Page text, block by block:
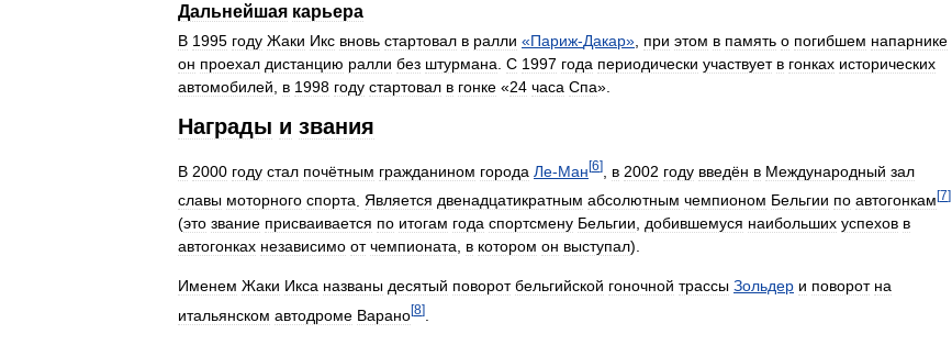
Дальнейшая карьера
В 1995 году Жаки Икс вновь стартовал в ралли «Париж-Дакар» при этом в память о погибшем напарнике
он проехал дистанцию ралли без штурмана С 1997 года периодически участвует в гонках исторических
автомобилей
в 1998 году стартовал в гонке «24 часа Спа».
Награды и звания
В 2000 году стал почётным гражданином города Ле-Ман[6] в 2002 году введён в Международный зал
славы моторного спорта Является двенадцатикратным абсолютным чемпионом Бельгии по автогонкам[7]
(это звание присваивается по итогам года спортсмену Бельгии, добившемуся наибольших успехов в
автогонках независимо от чемпионата, в котором он выступал).
Именем Жаки Икса названы десятый поворот бельгийской гоночной трассы Зольдер и поворот на
итальянском автодроме Варано[8]